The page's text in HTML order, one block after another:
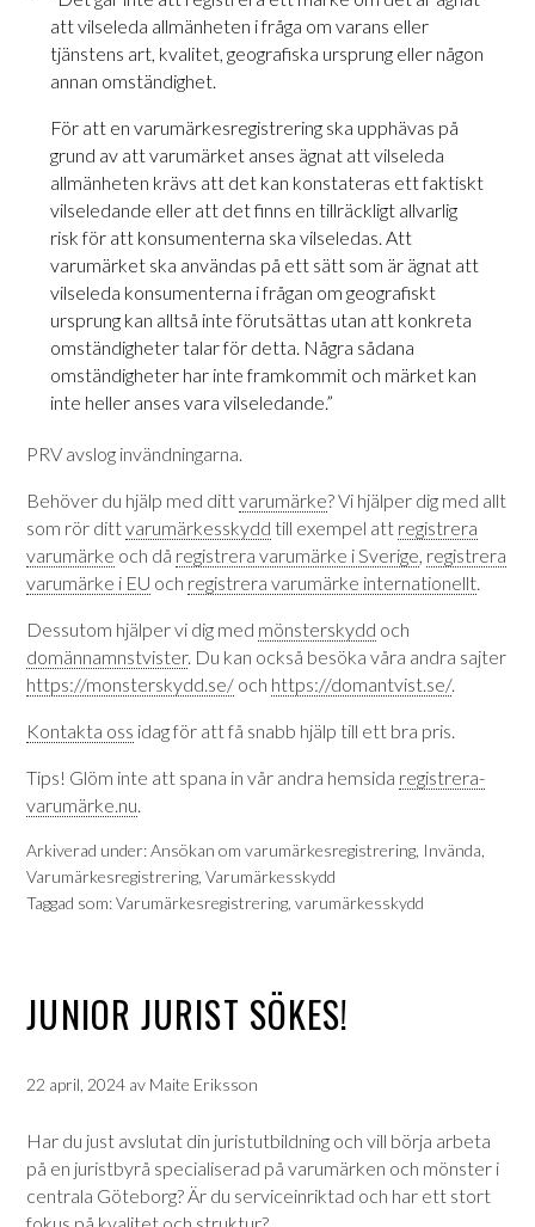
att vilseleda allmänheten i fråga om varans eller
tjänstens art, kvalitet, geografiska ursprung eller någon
annan omständighet.
För att en varumärkesregistrering ska upphävas på
grund av att varumärket anses ägnat att vilseleda
allmänheten krävs att det kan konstateras ett faktiskt
vilseledande eller att det finns en tillräckligt allvarlig
risk för att konsumenterna ska vilseledas. Att
varumärket ska användas på ett sätt som är ägnat att
vilseleda konsumenterna i frågan om geografiskt
ursprung kan alltså inte förutsättas utan att konkreta
omständigheter talar för detta. Några sådana
omständigheter har inte framkommit och märket kan
inte heller anses vara vilseledande.”
PRV avslog invändningarna.
Behöver du hjälp med dittvarumärke? Vi hjälper dig med allt
som rör dittvarumärkesskydd till exempel att registrera
varumärke och då registrera varumärke i Sverige, registrera
varumärke i EU och registrera varumärke internationellt.
Dessutom hjälper vi dig med mönsterskydd och
domännamnstvister. Du kan också besöka våra andra sajter
https://monsterskydd.se/ och https://domantvist.se/.
Kontakta oss idag för att få snabb hjälp till ett bra pris.
Tips! Glöm inte att spana in vår andra hemsida registrera-
varumärke.nu.
Arkiverad under:Ansökan om varumärkesregistrering Invända
Varumärkesregistrering ,Varumärkesskydd
Taggad som:Varumärkesregistrering ,varumärkesskydd
JUNIOR JURIST SÖKES!
22 april, 2024 av Maite Eriksson
Har du just avslutat din juristutbildning och vill börja arbeta
på en juristbyrå specialiserad på varumärken och mönster i
centrala Göteborg? Är du serviceinriktad och har ett stort